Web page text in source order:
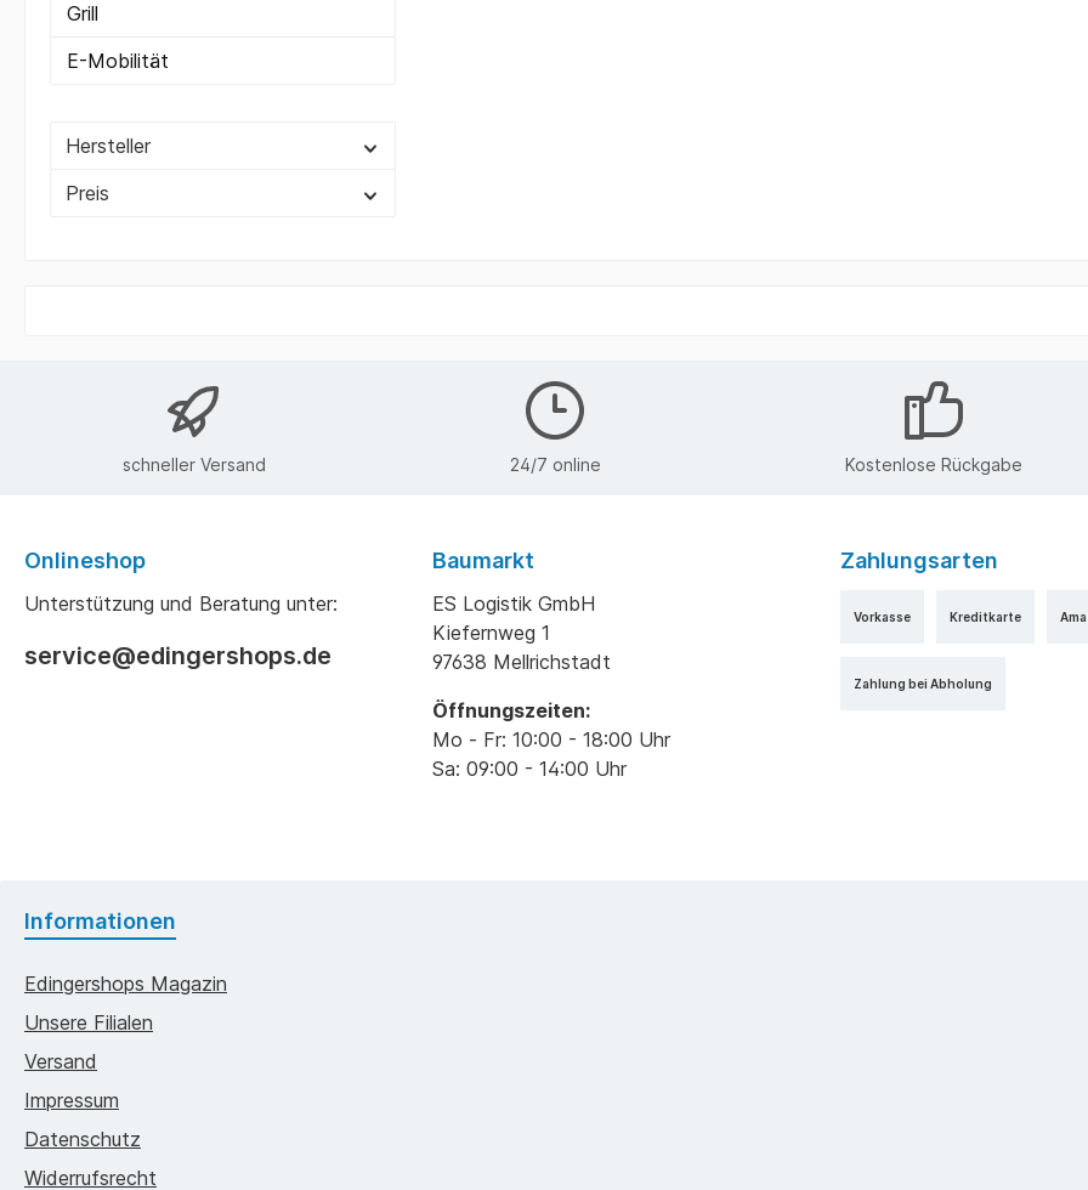
Grill
E-Mobilität
Hersteller
Preis
schneller Versand 24/7 online Kostenlose Rückgabe
Onlineshop
Unterstützung und Beratung unter:
service@edingershops.de
Baumarkt
ES Logistik GmbH
Kiefernweg 1
97638 Mellrichstadt
Öffnungszeiten:
Mo - Fr: 10:00 - 18:00 Uhr
Sa: 09:00 - 14:00 Uhr
Zahlungsarten
Vorkasse Kreditkarte
Zahlung bei Abholung
Informationen
Edingershops Magazin
Unsere Filialen
Versand
Impressum
Datenschutz
Widerrufsrecht